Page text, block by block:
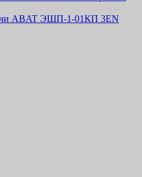
ABAT ЭШП-1-01КП 3EN